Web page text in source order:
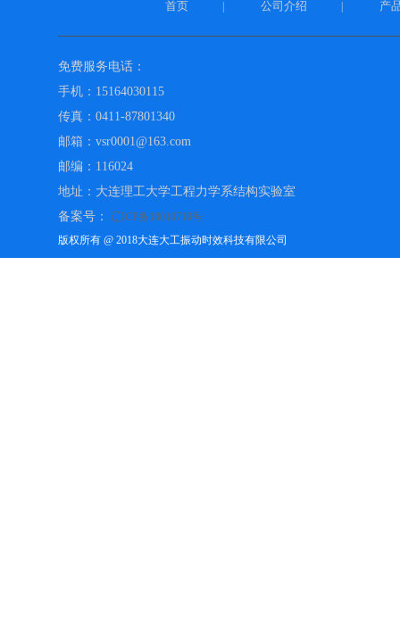
首页 公司介绍 产
免费服务电话：
手机：15164030115
传真：0411-87801340
邮箱：vsr0001@163.com
邮编：116024
地址：大连理工大学工程力学系结构实验室
备案号：
辽ICP备10010710号
版权所有 @ 2018大连大工振动时效科技有限公司